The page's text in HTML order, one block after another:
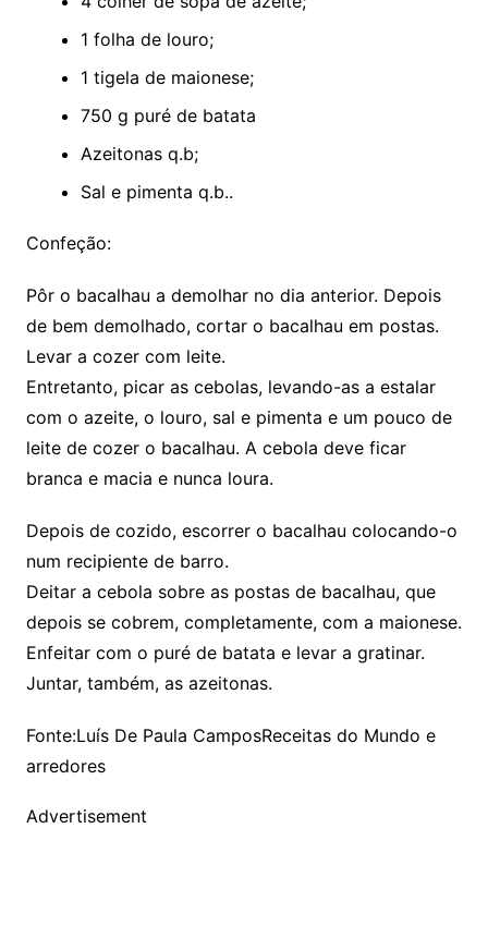
1 folha de louro;
1 tigela de maionese;
750 g puré de batata
Azeitonas q.b;
Sal e pimenta q.b..
Confeção:
Pôr o bacalhau a demolhar no dia anterior. Depois
de bem demolhado, cortar o bacalhau em postas.
Levar a cozer com leite.
Entretanto, picar as cebolas, levando-as a estalar
com o azeite, o louro, sal e pimenta e um pouco de
leite de cozer o bacalhau. A cebola deve ficar
branca e macia e nunca loura.
Depois de cozido, escorrer o bacalhau colocando-o
num recipiente de barro.
Deitar a cebola sobre as postas de bacalhau, que
depois se cobrem, completamente, com a maionese.
Enfeitar com o puré de batata e levar a gratinar.
Juntar, também, as azeitonas.
Fonte:Luís De Paula Campos‎Receitas do Mundo e
arredores
Advertisement